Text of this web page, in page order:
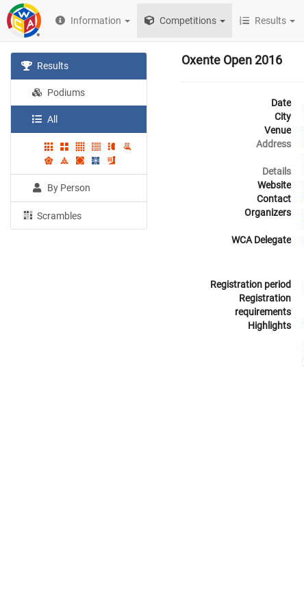
Information Competitions Results
Results
Podiums
All
By Person
Scrambles
Oxente Open 2016
Date
City
Venue
Address
Details
Website
Contact
Organizers
WCA Delegate
Registration period
Registration
requirements
Highlights